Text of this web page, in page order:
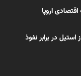
اروپا
در برابر نفوذ